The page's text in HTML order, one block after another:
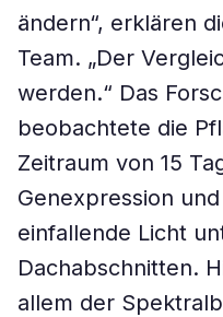
ändern“, erklären
Team. „Der
werden.“ Das
beobachtete die
Zeitraum von 15
Genexpression
einfallende Licht
Dachabschnitten.
allem der